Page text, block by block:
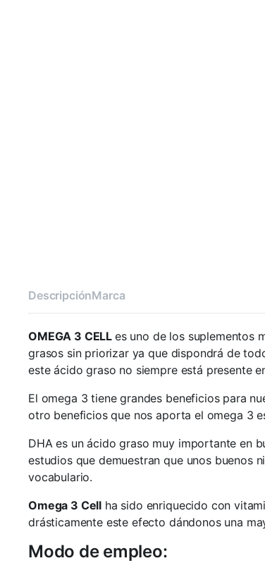
DescripciónMarca
OMEGA 3 CELL es uno de los suplementos
grasos sin priorizar ya que dispondrá de
este ácido graso no siempre está presente
El omega 3 tiene grandes beneficios para
otro beneficios que nos aporta el omega 3
DHA es un ácido graso muy importante en
estudios que demuestran que unos buenos
vocabulario.
Omega 3 Cell ha sido enriquecido con
drásticamente este efecto dándonos una
Modo de empleo: